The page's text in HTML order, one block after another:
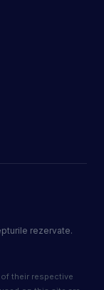
rezervate.
their respective